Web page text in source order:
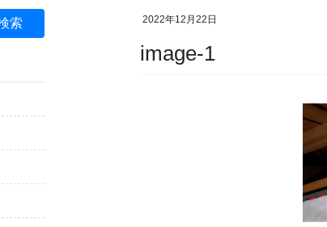
2022年12月22日
image-1